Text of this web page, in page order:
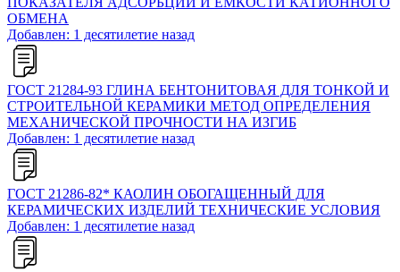
ОБМЕНА
Добавлен: 1 десятилетие назад
ГОСТ 21284-93 ГЛИНА БЕНТОНИТОВАЯ ДЛЯ ТОНКОЙ И
СТРОИТЕЛЬНОЙ КЕРАМИКИ МЕТОД ОПРЕДЕЛЕНИЯ
МЕХАНИЧЕСКОЙ ПРОЧНОСТИ НА ИЗГИБ
Добавлен: 1 десятилетие назад
ГОСТ 21286-82* КАОЛИН ОБОГАЩЕННЫЙ ДЛЯ
КЕРАМИЧЕСКИХ ИЗДЕЛИЙ ТЕХНИЧЕСКИЕ УСЛОВИЯ
Добавлен: 1 десятилетие назад